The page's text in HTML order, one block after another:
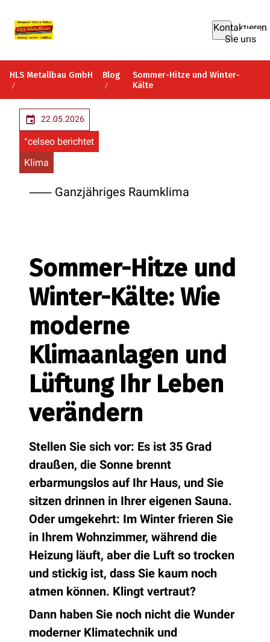
Kontaktieren
Sie uns
HLS Metallbau GmbH Blog
Sommer-Hitze und Winter-
Kälte
22.05.2026
°celseo berichtet
Klima
⸺ Ganzjähriges Raumklima
Sommer-Hitze und
Winter-Kälte: Wie
moderne
Klimaanlagen und
Lüftung Ihr Leben
verändern
Stellen Sie sich vor: Es ist 35 Grad
draußen, die Sonne brennt
erbarmungslos auf Ihr Haus, und Sie
sitzen drinnen in Ihrer eigenen Sauna.
Oder umgekehrt: Im Winter frieren Sie
in Ihrem Wohnzimmer, während die
Heizung läuft, aber die Luft so trocken
und stickig ist, dass Sie kaum noch
atmen können. Klingt vertraut?
Dann haben Sie noch nicht die Wunder
moderner Klimatechnik und